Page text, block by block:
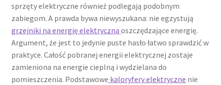
sprzęty elektryczne również podlegają podobnym
zabiegom. A prawda bywa niewyszukana: nie egzystują
grzejniki na energię elektryczną oszczędzające energię.
Argument, że jest to jedynie puste hasło łatwo sprawdzić w
praktyce. Całość pobranej energii elektrycznej zostaje
zamieniona na energie cieplną i wydzielana do
pomieszczenia. Podstawowe kaloryfery elektryczne nie